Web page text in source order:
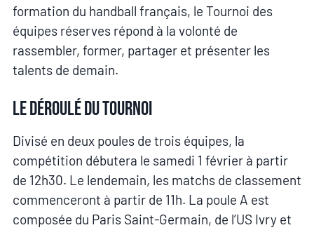
formation du handball français, le Tournoi des
équipes réserves répond à la volonté de
rassembler, former, partager et présenter les
talents de demain.
Le déroulé du tournoi
Divisé en deux poules de trois équipes, la
compétition débutera le samedi 1 février à partir
de 12h30. Le lendemain, les matchs de classement
commenceront à partir de 11h. La poule A est
composée du Paris Saint-Germain, de l’US Ivry et